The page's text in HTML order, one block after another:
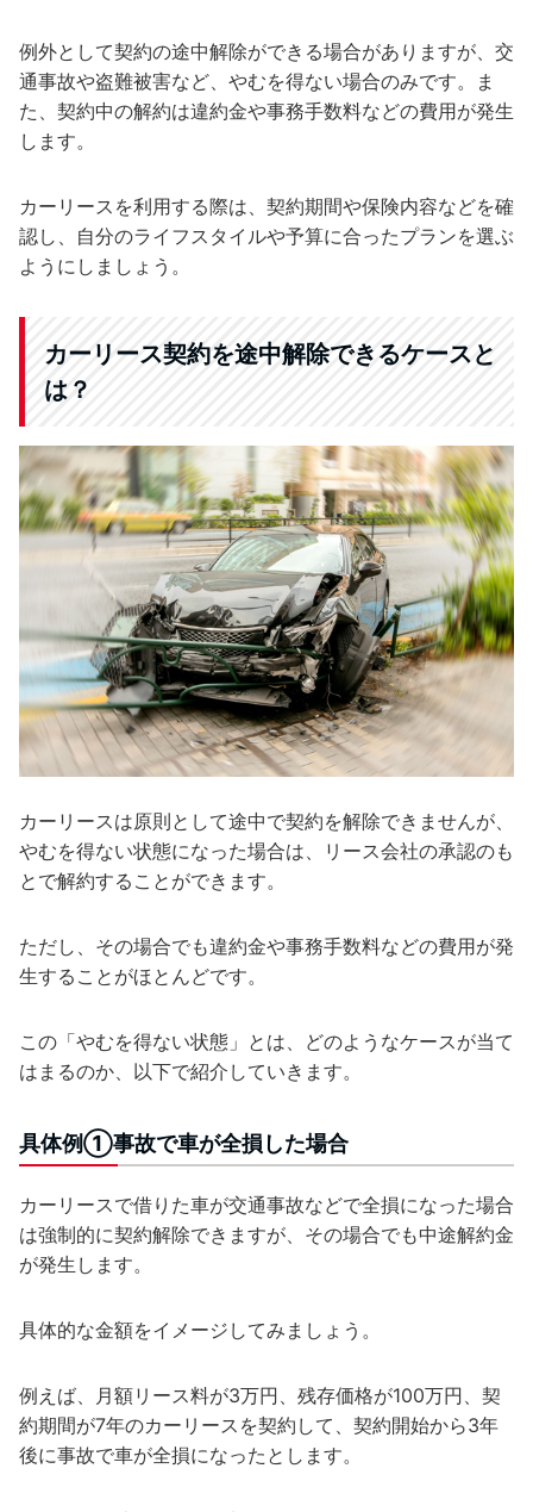
例外として契約の途中解除ができる場合がありますが、交
通事故や盗難被害など、やむを得ない場合のみです。ま
た、契約中の解約は違約金や事務手数料などの費用が発生
します。
カーリースを利用する際は、契約期間や保険内容などを確
認し、自分のライフスタイルや予算に合ったプランを選ぶ
ようにしましょう。
カーリース契約を途中解除できるケースと
は？
カーリースは原則として途中で契約を解除できませんが、
やむを得ない状態になった場合は、リース会社の承認のも
とで解約することができます。
ただし、その場合でも違約金や事務手数料などの費用が発
生することがほとんどです。
この「やむを得ない状態」とは、どのようなケースが当て
はまるのか、以下で紹介していきます。
具体例①事故で車が全損した場合
カーリースで借りた車が交通事故などで全損になった場合
は強制的に契約解除できますが、その場合でも中途解約金
が発生します。
具体的な金額をイメージしてみましょう。
例えば、月額リース料が3万円、残存価格が100万円、契
約期間が7年のカーリースを契約して、契約開始から3年
後に事故で車が全損になったとします。